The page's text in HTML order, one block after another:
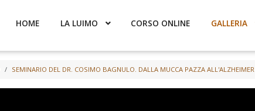
HOME LA LUIMO CORSO ONLINE GALLERIA
SEMINARIO DEL DR. COSIMO BAGNULO. DALLA MUCCA PAZZA ALL'ALZHEIMER